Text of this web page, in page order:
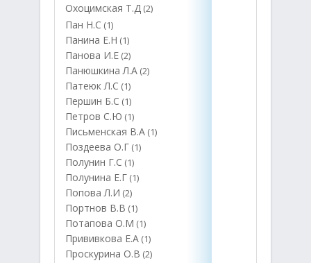
Охоцимская Т.Д (2)
Пан Н.С (1)
Панина Е.Н (1)
Панова И.Е (2)
Панюшкина Л.А (2)
Патеюк Л.С (1)
Першин Б.С (1)
Петров С.Ю (1)
Письменская В.А (1)
Поздеева О.Г (1)
Полунин Г.С (1)
Полунина Е.Г (1)
Попова Л.И (2)
Портнов В.В (1)
Потапова О.М (1)
Прививкова Е.А (1)
Проскурина О.В (2)